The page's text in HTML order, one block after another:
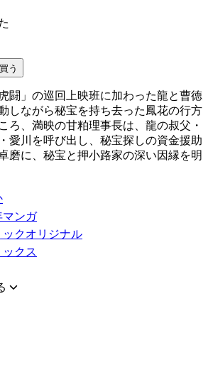
う
闘」の巡回上映班に加わった龍と曹徳
しながら秘宝を持ち去った鳳花の行方
ろ、満映の甘粕理事長は、龍の叔父・
愛川を呼び出し、秘宝探しの資金援助
磨に、秘宝と押小路家の深い因縁を明
マンガ
ックオリジナル
ックス